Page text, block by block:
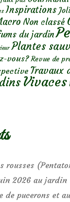
Inspirations
Non classé
du jardin
Plantes
vous? Revue de
Travaux
Vivaces
rousses
2026 au jardin
de pucerons et